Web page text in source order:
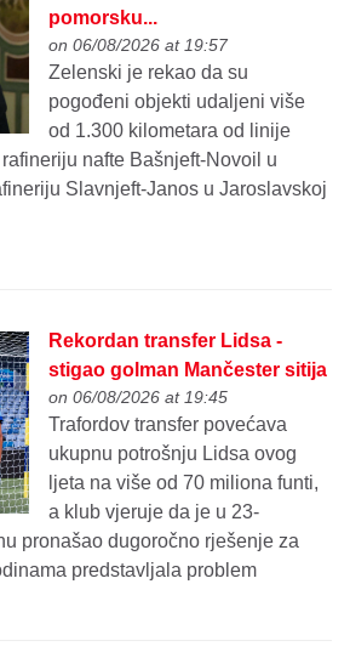
pomorsku...
on 06/08/2026 at 19:57
Zelenski je rekao da su
pogođeni objekti udaljeni više
od 1.300 kilometara od linije
nafte Bašnjeft-Novoil u
Slavnjeft-Janos u Jaroslavskoj
Rekordan transfer Lidsa -
stigao golman Mančester sitija
on 06/08/2026 at 19:45
Trafordov transfer povećava
ukupnu potrošnju Lidsa ovog
ljeta na više od 70 miliona funti,
a klub vjeruje da je u 23-
pronašao dugoročno rješenje za
predstavljala problem